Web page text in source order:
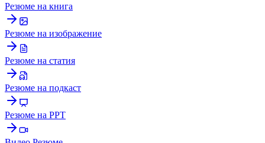
Резюме на книга
Резюме на изображение
Резюме на статия
Резюме на подкаст
Резюме на PPT